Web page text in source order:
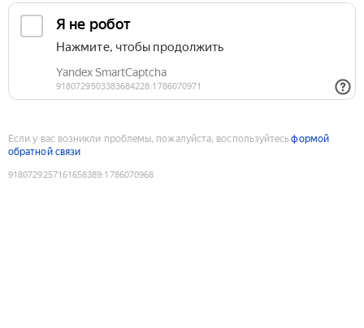
Если у вас возникли проблемы, пожалуйста, воспользуйтесьформой
обратной связи
9180729257161658389:1786070968